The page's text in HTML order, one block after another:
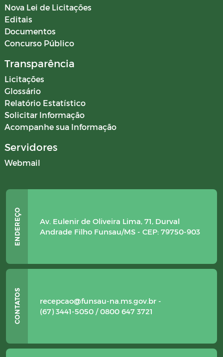
Nova Lei de Licitações
Editais
Documentos
Concurso Público
Transparência
Licitações
Glossário
Relatório Estatístico
Solicitar Informação
Acompanhe sua Informação
Servidores
Webmail
Av. Eulenir de Oliveira Lima, 71, Durval
Andrade Filho Funsau/MS - CEP: 79750-903
recepcao@funsau-na.ms.gov.br -
(67) 3441-5050 / 0800 647 3721